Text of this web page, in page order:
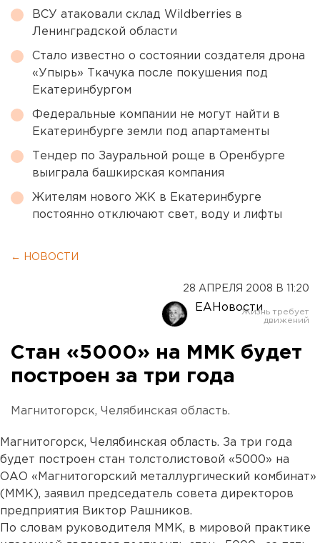
ВСУ атаковали склад Wildberries в
Ленинградской области
Стало известно о состоянии создателя дрона
«Упырь» Ткачука после покушения под
Екатеринбургом
Федеральные компании не могут найти в
Екатеринбурге земли под апартаменты
Тендер по Зауральной роще в Оренбурге
выиграла башкирская компания
Жителям нового ЖК в Екатеринбурге
постоянно отключают свет, воду и лифты
← НОВОСТИ
28 АПРЕЛЯ 2008 В 11:20
ЕАНовости
Стан «5000» на ММК будет
построен за три года
Магнитогорск, Челябинская область.
Магнитогорск, Челябинская область. За три года
будет построен стан толстолистовой «5000» на
ОАО «Магнитогорский металлургический комбинат»
(ММК), заявил председатель совета директоров
предприятия Виктор Рашников.
По словам руководителя ММК, в мировой практике